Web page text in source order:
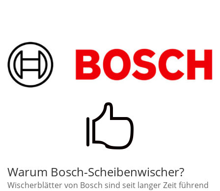

Warum Bosch-Scheibenwischer?
Wischerblätter von Bosch sind seit langer Zeit führend